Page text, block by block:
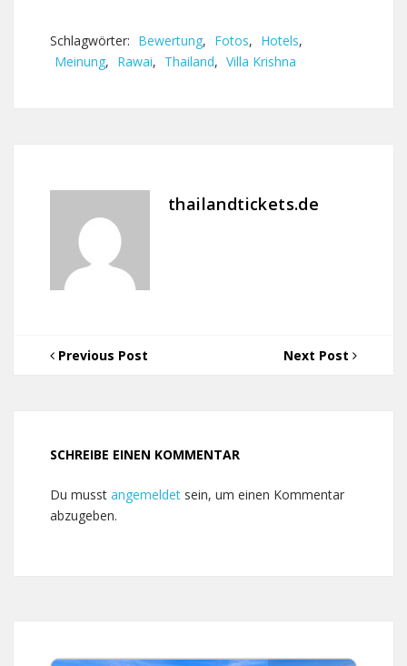
Schlagwörter: Bewertung, Fotos, Hotels,
Meinung, Rawai, Thailand, Villa Krishna
thailandtickets.de
Previous Post Next Post
SCHREIBE EINEN KOMMENTAR
Du musst angemeldet sein, um einen Kommentar
abzugeben.